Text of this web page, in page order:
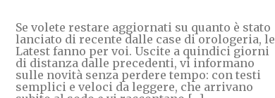
Se volete restare aggiornati su quanto è stato
lanciato di recente dalle case di orologeria, le
Latest fanno per voi. Uscite a quindici giorni
di distanza dalle precedenti, vi informano
sulle novità senza perdere tempo: con testi
semplici e veloci da leggere, che arrivano